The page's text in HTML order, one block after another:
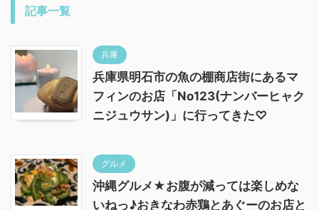
記事一覧
兵庫
兵庫県明石市の魚の棚商店街にあるマ
フィンのお店「No123(ナンバーヒャク
ニジュウサン)」に行ってきた♡
グルメ
沖縄グルメ★お腹が減っては楽しめな
いねっ♪おきなわ赤鶏とあぐーのお店と